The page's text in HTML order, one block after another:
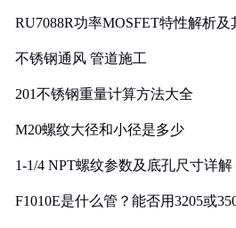
RU7088R功率MOSFET特性解析
不锈钢通风 管道施工
201不锈钢重量计算方法大全
M20螺纹大径和小径是多少
1-1/4 NPT螺纹参数及底孔尺寸详解
F1010E是什么管？能否用3205或